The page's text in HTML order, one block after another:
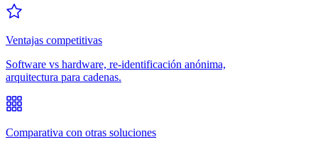
Ventajas competitivas
Software vs hardware, re-identificación anónima,
arquitectura para cadenas.
Comparativa con otras soluciones